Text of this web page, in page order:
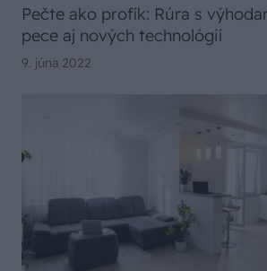
Pečte ako profík: Rúra s
pece aj nových technológií
9. júna 2022